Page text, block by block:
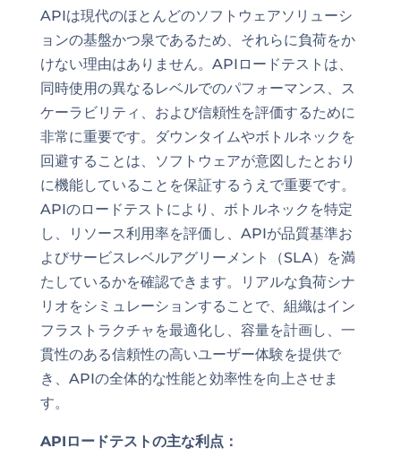
APIは現代のほとんどのソフトウェアソリューシ
ョンの基盤かつ泉であるため、それらに負荷をか
けない理由はありません。APIロードテストは、
同時使用の異なるレベルでのパフォーマンス、ス
ケーラビリティ、および信頼性を評価するために
非常に重要です。ダウンタイムやボトルネックを
回避することは、ソフトウェアが意図したとおり
に機能していることを保証するうえで重要です。
APIのロードテストにより、ボトルネックを特定
し、リソース利用率を評価し、APIが品質基準お
よびサービスレベルアグリーメント（SLA）を満
たしているかを確認できます。リアルな負荷シナ
リオをシミュレーションすることで、組織はイン
フラストラクチャを最適化し、容量を計画し、一
貫性のある信頼性の高いユーザー体験を提供で
き、APIの全体的な性能と効率性を向上させま
す。
APIロードテストの主な利点：